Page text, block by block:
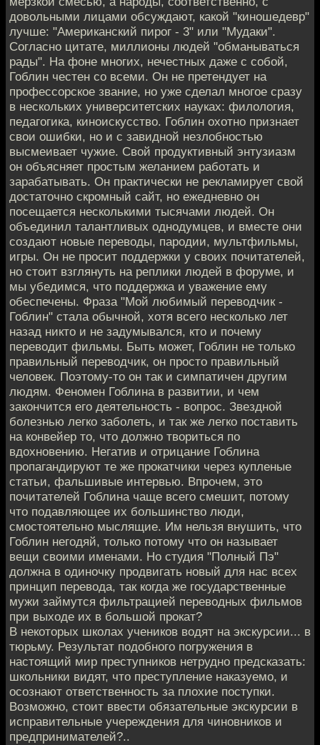
довольными лицами обсуждают, какой "киношедевр"
лучше: "Американский пирог - 3" или "Мудаки".
Согласно цитате, миллионы людей "обманываться
рады". На фоне многих, нечестных даже с собой,
Гоблин честен со всеми. Он не претендует на
профессорское звание, но уже сделал многое сразу
в нескольких университетских науках: филология,
педагогика, киноискусство. Гоблин охотно признает
свои ошибки, но и с завидной незлобностью
высмеивает чужие. Свой продуктивный энтузиазм
он объясняет простым желанием работать и
зарабатывать. Он практически не рекламирует свой
достаточно скромный сайт, но ежедневно он
посещается несколькими тысячами людей. Он
объединил талантливых однодумцев, и вместе они
создают новые переводы, пародии, мультфильмы,
игры. Он не просит поддержки у своих почитателей,
но стоит взглянуть на реплики людей в форуме, и
мы убедимся, что поддержка и уважение ему
обеспечены. Фраза "Мой любимый переводчик -
Гоблин" стала обычной, хотя всего несколько лет
назад никто и не задумывался, кто и почему
переводит фильмы. Быть может, Гоблин не только
правильный переводчик, он просто правильный
человек. Поэтому-то он так и симпатичен другим
людям. Феномен Гоблина в развитии, и чем
закончится его деятельность - вопрос. Звездной
болезнью легко заболеть, и так же легко поставить
на конвейер то, что должно твориться по
вдохновению. Негатив и отрицание Гоблина
пропагандируют те же прокатчики через купленые
статьи, фальшивые интервью. Впрочем, это
почитателей Гоблина чаще всего смешит, потому
что подавляющее их большинство люди,
смостоятельно мыслящие. Им нельзя внушить, что
Гоблин негодяй, только потому что он называет
вещи своими именами. Но студия "Полный Пэ"
должна в одиночку продвигать новый для нас всех
принцип перевода, так когда же государственные
мужи займутся фильтрацией переводных фильмов
при выходе их в большой прокат?
В некоторых школах учеников водят на экскурсии... в
тюрьму. Результат подобного погружения в
настоящий мир преступников нетрудно предсказать:
школьники видят, что преступление наказуемо, и
осознают ответственность за плохие поступки.
Возможно, стоит ввести обязательные экскурсии в
исправительные учереждения для чиновников и
предпринимателей?..